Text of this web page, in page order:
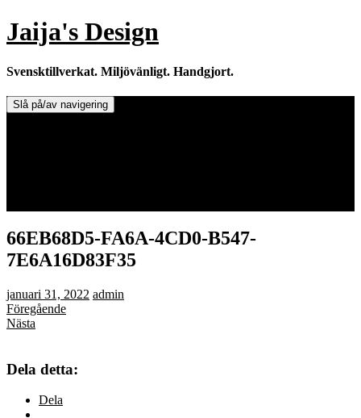
Hoppa
till
Jaija's Design
Svensktillverkat. Miljövänligt. Handgjort.
Slå på/av navigering
66EB68D5-FA6A-4CD0-B547-
7E6A16D83F35
januari 31, 2022 admin
Föregående
Nästa
Dela detta:
Dela